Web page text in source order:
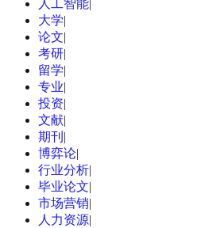
人工智能|
大学|
论文|
考研|
留学|
专业|
投资|
文献|
期刊 |
博弈论|
行业分析|
毕业论文|
市场营销|
人力资源|